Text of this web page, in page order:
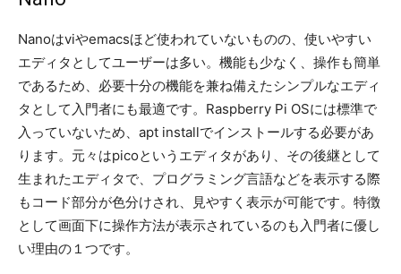
Nanoはviやemacsほど使われていないものの、使いやすい
エディタとしてユーザーは多い。機能も少なく、操作も簡単
であるため、必要十分の機能を兼ね備えたシンプルなエディ
タとして入門者にも最適です。Raspberry Pi OSには標準で
入っていないため、apt installでインストールする必要があ
ります。元々はpicoというエディタがあり、その後継として
生まれたエディタで、プログラミング言語などを表示する際
もコード部分が色分けされ、見やすく表示が可能です。特徴
として画面下に操作方法が表示されているのも入門者に優し
い理由の１つです。